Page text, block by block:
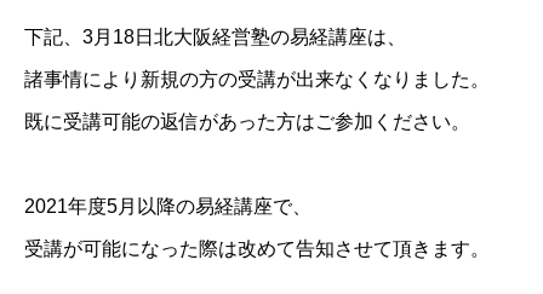
下記、3月18日北大阪経営塾の易経講座は、
諸事情により新規の方の受講が出来なくなりました。
既に受講可能の返信があった方はご参加ください。
2021年度5月以降の易経講座で、
受講が可能になった際は改めて告知させて頂きます。